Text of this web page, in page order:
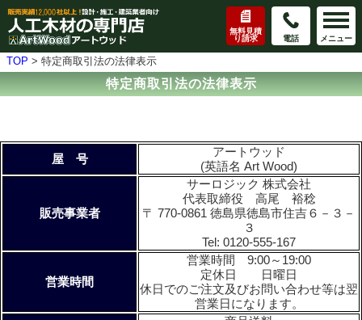
無料見積
り請求
電話 メニュー
TOP > 特定商取引法の法律表示
特定商取引法の法律表示
屋 号
アートウッド
(英語名 Art Wood)
販売事業者
サーロジック 株式会社
代表取締役 高尾 裕稔
〒 770-0861 徳島県徳島市住吉６－３－
３
Tel: 0120-555-167
営業時間
営業時間 9:00～19:00
定休日 日曜日
休日でのご注文及びお問い合わせ等は翌
営業日になります。